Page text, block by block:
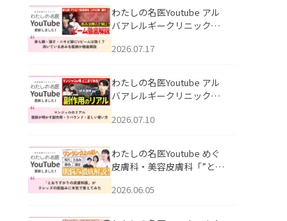
公開いたしました。
わたしの名医Youtube アル
バアレルギークリニック札
跡にVビームは効く？向いて
説」を公開いたしました。
2026.07.17
わたしの名医Youtube アル
バアレルギークリニック札
医師が明かす副作用・リバ
公開いたしました。
2026.07.10
わたしの名医Youtube めぐ
皮膚科・美容皮膚科「”とお
ッズの肌悩みに本気で答え
2026.06.05